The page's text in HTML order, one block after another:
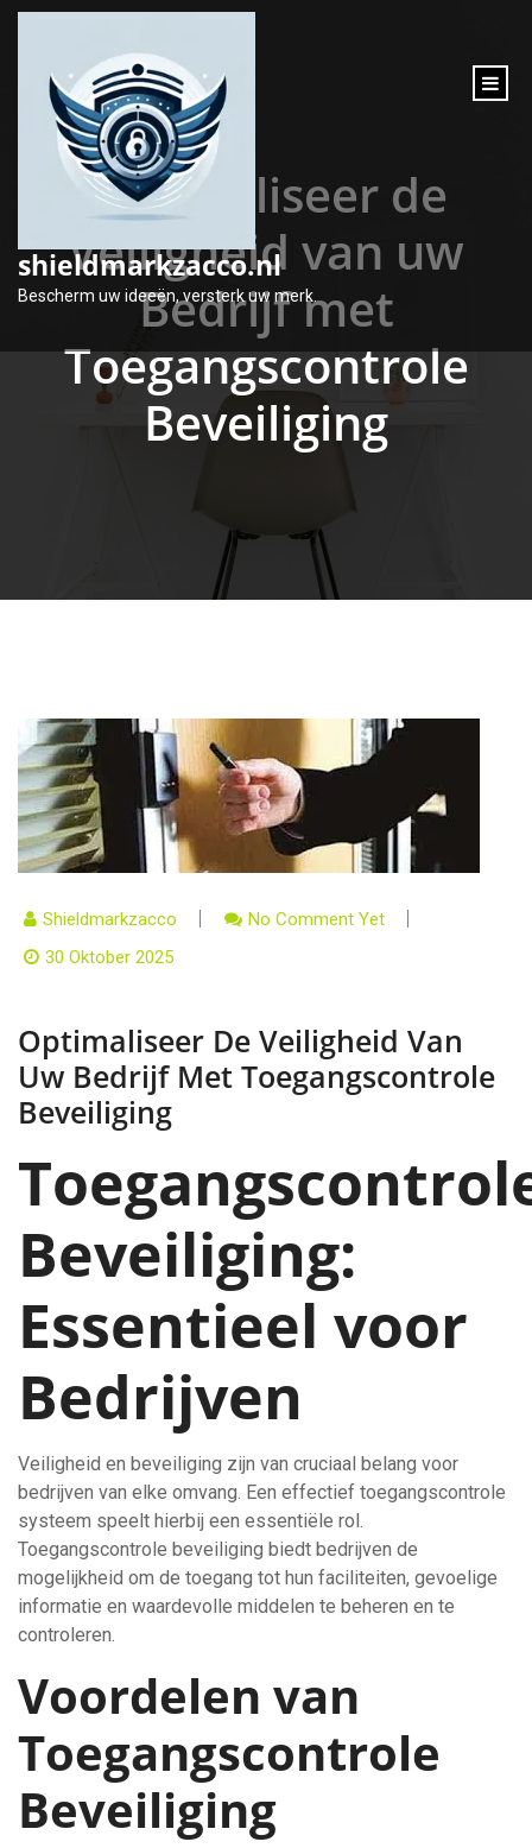
inhoud
shieldmarkzacco.nl
Bescherm uw ideeën, versterk uw merk.
Optimaliseer de
Veiligheid van uw
Bedrijf met
Toegangscontrole
Beveiliging
Shieldmarkzacco
No Comment Yet
30 Oktober 2025
Optimaliseer De Veiligheid Van
Uw Bedrijf Met Toegangscontrole
Beveiliging
Beveiliging:
Essentieel voor
Bedrijven
Veiligheid en beveiliging zijn van cruciaal belang voor
bedrijven van elke omvang. Een effectief toegangscontrole
systeem speelt hierbij een essentiële rol.
Toegangscontrole beveiliging biedt bedrijven de
mogelijkheid om de toegang tot hun faciliteiten, gevoelige
informatie en waardevolle middelen te beheren en te
controleren.
Voordelen van
Toegangscontrole
Beveiliging